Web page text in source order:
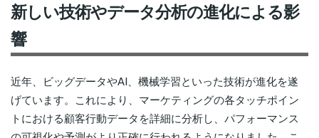
新しい技術やデータ分析の進化による影
響
近年、ビッグデータやAI、機械学習といった技術が進化を遂
げています。これにより、マーケティングの各タッチポイン
トにおける顧客行動データを詳細に分析し、パフォーマンス